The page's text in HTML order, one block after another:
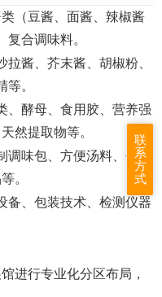
（豆酱、面酱、辣椒酱
合调味料。
拉酱、芥末酱、胡椒粉、
等。
、酵母、食用胶、营养强
然提取物等。
调味包、方便汤料、休闲
。
备、包装技术、检测仪器
进行专业化分区布局，
联
系
方
式